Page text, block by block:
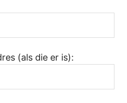
(als die er is):